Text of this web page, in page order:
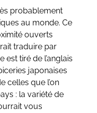
probablement
au monde. Ce
ouverts
traduire par
est tiré de l’anglais
japonaises
celles que l’on
: la variété de
vous